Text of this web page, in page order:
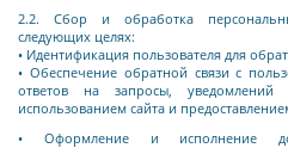
2.2. Сбор и обработка
следующих целях:
• Идентификация пользователя для
• Обеспечение обратной связи с
ответов на запросы,
использованием сайта и
• Оформление и исполнение